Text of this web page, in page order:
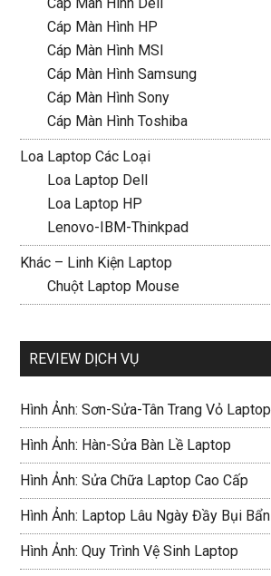
Cáp Màn Hình HP
Cáp Màn Hình MSI
Cáp Màn Hình Samsung
Cáp Màn Hình Sony
Cáp Màn Hình Toshiba
Loa Laptop Các Loại
Loa Laptop Dell
Loa Laptop HP
Lenovo-IBM-Thinkpad
Khác – Linh Kiện Laptop
Chuột Laptop Mouse
REVIEW DỊCH VỤ
Hình Ảnh: Sơn-Sửa-Tân Trang Vỏ Laptop
Hình Ảnh: Hàn-Sửa Bàn Lề Laptop
Hình Ảnh: Sửa Chữa Laptop Cao Cấp
Hình Ảnh: Laptop Lâu Ngày Đầy Bụi Bẩn
Hình Ảnh: Quy Trình Vệ Sinh Laptop